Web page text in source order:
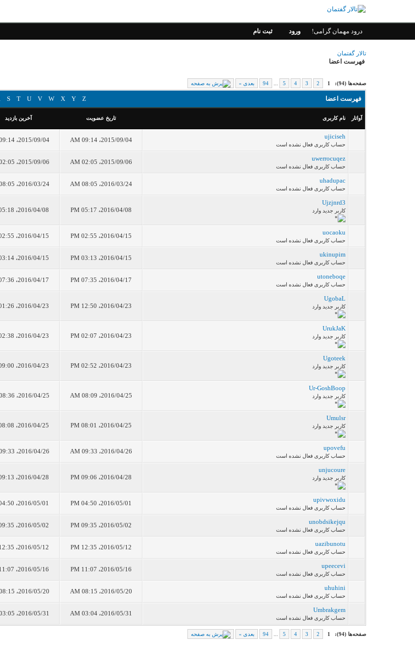
درود مهمان گرامی! ورود ثبت نام
تالار گفتمان
فهرست اعضا
صفحه‌ها (94): 1
2
3
4
5
94 بعدی »
S T U V W X Y Z فهرست اعضا
آواتار نام کاربری تاریخ عضویت آخرین بازدید
ujiciseh
حساب کاربری فعال نشده است
2015/09/04، 09:14 AM 2015/09/04، 09:14 AM
uwerrocuqez
حساب کاربری فعال نشده است
2015/09/06، 02:05 AM 2015/09/06، 02:05 AM
uhadupac
حساب کاربری فعال نشده است
2016/03/24، 08:05 AM 2016/03/24، 08:05 AM
Ujzjnrd3
کاربر جدید وارد 2016/04/08، 05:17 PM 2016/04/08، 05:18 PM
uocaoku
حساب کاربری فعال نشده است
2016/04/15، 02:55 PM 2016/04/15، 02:55 PM
ukinupim
حساب کاربری فعال نشده است
2016/04/15، 03:13 PM 2016/04/15، 03:14 PM
utoneboqe
حساب کاربری فعال نشده است
2016/04/17، 07:35 PM 2016/04/17، 07:36 PM
UgobaL
کاربر جدید وارد 2016/04/23، 12:50 PM 2016/04/23، 01:26 PM
UrukJaK
کاربر جدید وارد 2016/04/23، 02:07 PM 2016/04/23، 02:38 PM
Ugoteek
کاربر جدید وارد 2016/04/23، 02:52 PM 2016/04/23، 09:00 PM
Ur-GoshBoop
کاربر جدید وارد 2016/04/25، 08:09 AM 2016/04/25، 08:36 AM
Umulsr
کاربر جدید وارد 2016/04/25، 08:01 PM 2016/04/25، 08:08 PM
upovefu
حساب کاربری فعال نشده است
2016/04/26، 09:33 AM 2016/04/26، 09:33 AM
unjucoure
کاربر جدید وارد 2016/04/28، 09:06 PM 2016/04/28، 09:13 PM
upivwoxidu
حساب کاربری فعال نشده است
2016/05/01، 04:50 PM 2016/05/01، 04:50 PM
unobdsikejqu
حساب کاربری فعال نشده است
2016/05/02، 09:35 PM 2016/05/02، 09:35 PM
uazibunotu
حساب کاربری فعال نشده است
2016/05/12، 12:35 PM 2016/05/12، 12:35 PM
upeecevi
حساب کاربری فعال نشده است
2016/05/16، 11:07 PM 2016/05/16، 11:07 PM
uhuhini
حساب کاربری فعال نشده است
2016/05/20، 08:15 AM 2016/05/20، 08:15 AM
Umbrakgem
حساب کاربری فعال نشده است
2016/05/31، 03:04 AM 2016/05/31، 03:05 AM
صفحه‌ها (94): 1
2
3
4
5
94 بعدی »